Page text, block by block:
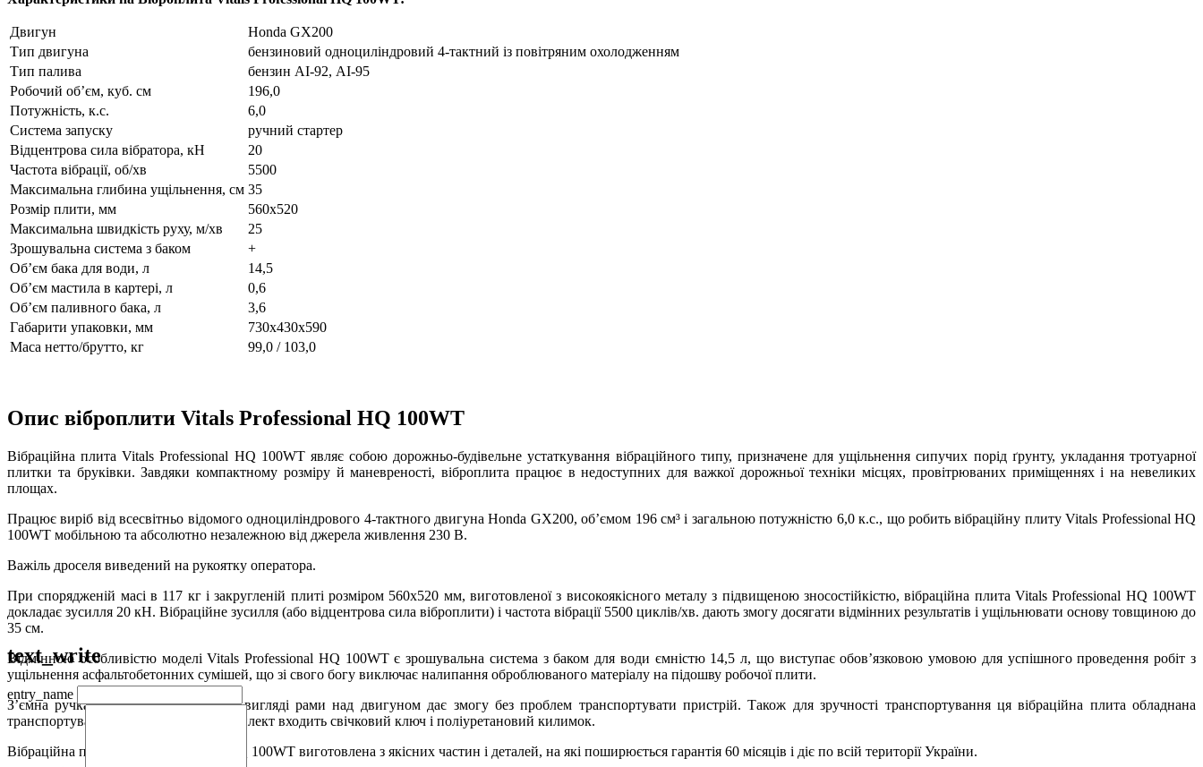
Двигун
Honda GX200
Тип двигуна
бензиновий одноциліндровий 4-тактний із повітряним охолодженням
Тип палива
бензин АІ-92, АІ-95
Робочий об’єм, куб. см
196,0
Потужність, к.с.
6,0
Система запуску
ручний стартер
Відцентрова сила вібратора, кН
20
Частота вібрації, об/хв
5500
Максимальна глибина ущільнення, см 35
Розмір плити, мм
560х520
Максимальна швидкість руху, м/хв
25
Зрошувальна система з баком
+
Об’єм бака для води, л
14,5
Об’єм мастила в картері, л
0,6
Об’єм паливного бака, л
3,6
Габарити упаковки, мм
730х430х590
Маса нетто/брутто, кг
99,0 / 103,0
Опис віброплити Vitals Professional HQ 100WT
Вібраційна плита Vitals Professional HQ 100WT являє собою дорожньо-будівельне устаткування вібраційного типу, призначене для ущільнення сипучих порід ґрунту, укладання тротуарної
плитки та бруківки. Завдяки компактному розміру й маневреності, віброплита працює в недоступних для важкої дорожньої техніки місцях, провітрюваних приміщеннях і на невеликих
площах.
Працює виріб від всесвітньо відомого одноциліндрового 4-тактного двигуна Honda GX200, об’ємом 196 см³ і загальною потужністю 6,0 к.с., що робить вібраційну плиту Vitals Professional HQ
100WT мобільною та абсолютно незалежною від джерела живлення 230 В.
Важіль дроселя виведений на рукоятку оператора.
При спорядженій масі в 117 кг і закругленій плиті розміром 560x520 мм, виготовленої з високоякісного металу з підвищеною зносостійкістю, вібраційна плита Vitals Professional HQ 100WT
докладає зусилля 20 кН. Вібраційне зусилля (або відцентрова сила віброплити) і частота вібрації 5500 циклів/хв. дають змогу досягати відмінних результатів і ущільнювати основу товщиною до
35 см.
Відмінною особливістю моделі Vitals Professional HQ 100WT є зрошувальна система з баком для води ємністю 14,5 л, що виступає обов’язковою умовою для успішного проведення робіт з
ущільнення асфальтобетонних сумішей, що зі свого богу виключає налипання оброблюваного матеріалу на підошву робочої плити.
З’ємна ручка і вузол для підйому у вигляді рами над двигуном дає змогу без проблем транспортувати пристрій. Також для зручності транспортування ця вібраційна плита обладнана
транспортувальними колесами. У комплект входить свічковий ключ і поліуретановий килимок.
Вібраційна плита Vitals Professional HQ 100WT виготовлена з якісних частин і деталей, на які поширюється гарантія 60 місяців і діє по всій території України.
text_write
entry_name